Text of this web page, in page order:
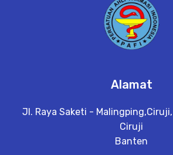
Alamat
Jl. Raya Saketi -
Ciruji​
Banten